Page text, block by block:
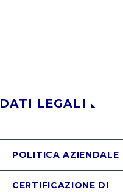
DATI LEGALI
POLITICA AZIENDALE
CERTIFICAZIONE DI